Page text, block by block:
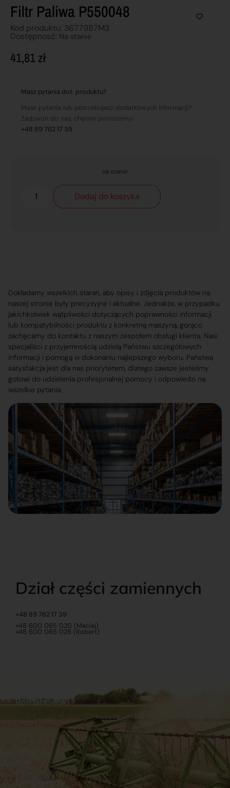
Filtr Paliwa P550048
Kod produktu: 3677987M3
Dostępnosć: Na stanie
41,81zł
Masz pytania dot. produktu?
Masz pytania lub potrzebujesz dodatkowych informacji?
Zadzwoń do nas, chętnie pomożemy!
+48 89 762 17 39
na stanie
Dodaj do koszyka
Dokładamy wszelkich starań, aby opisy i zdjęcia produktów na
naszej stronie były precyzyjne i aktualne. Jednakże, w przypadku
jakichkolwiek wątpliwości dotyczących poprawności informacji
lub kompatybilności produktu z konkretną maszyną, gorąco
zachęcamy do kontaktu z naszym zespołem obsługi klienta. Nasi
specjaliści z przyjemnością udzielą Państwu szczegółowych
informacji i pomogą w dokonaniu najlepszego wyboru. Państwa
satysfakcja jest dla nas priorytetem, dlatego zawsze jesteśmy
gotowi do udzielenia profesjonalnej pomocy i odpowiedzi na
wszelkie pytania.
Dział części zamiennych
+48 89 762 17 39
+48 600 065 020 (Maciej)
+48 600 065 028 (Robert)
Dokumenty
Romanowski
Sklep internetowy
Praca
Ubezpieczenia